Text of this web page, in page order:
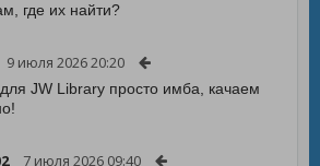
где их найти?
9 июля 2026 20:20
JW Library просто имба, качаем
7 июля 2026 09:40